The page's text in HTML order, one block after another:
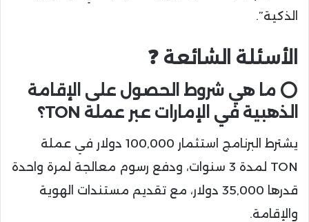
الذكية”.
الأسئلة الشائعة ❓️
⭕ ما هي شروط الحصول على الإقامة
الذهبية في الإمارات عبر عملة TON؟
يشترط البرنامج استثمار 100,000 دولار في عملة
TON لمدة 3 سنوات، ودفع رسوم معالجة لمرة واحدة
قدرها 35,000 دولار، مع تقديم مستندات الهوية
والإقامة.